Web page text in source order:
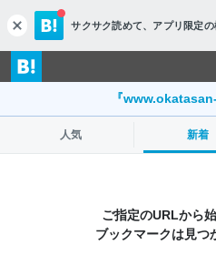
c
l
o
s
サクサク読めて、 アプリ限定の
『
人気 新着
ご指定のURLから
ブックマークは見つ